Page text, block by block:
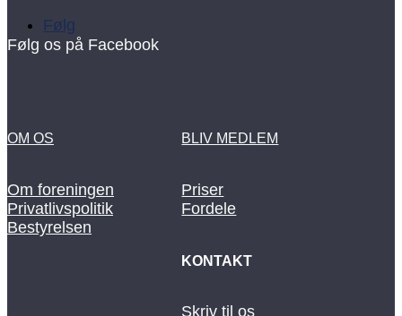
OM OS
Om foreningen
Privatlivspolitik
Bestyrelsen
BLIV MEDLEM
Priser
Fordele
KONTAKT
Skriv til os
Følg
Følg os på Facebook